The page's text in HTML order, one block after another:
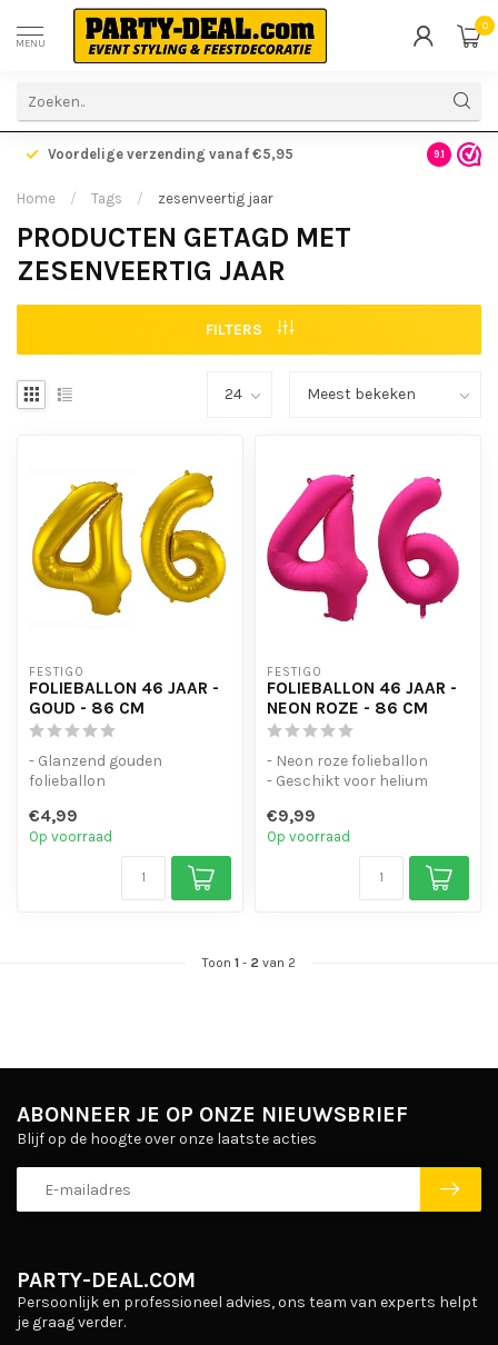
MENU
0
Voordelige verzending vanaf €5,95 Gratis
9.1
Home / Tags / zesenveertig jaar
PRODUCTEN GETAGD MET
ZESENVEERTIG JAAR
FILTERS
FESTIGO
FOLIEBALLON 46 JAAR -
GOUD - 86 CM
- Glanzend gouden
folieballon
lucht
- Met oogjes om ...
€4,99
Op voorraad
FESTIGO
FOLIEBALLON 46 JAAR -
NEON ROZE - 86 CM
- Neon roze folieballon
- Geschikt voor helium
op te...
€9,99
Op voorraad
Toon 1 - 2 van 2
PARTY-DEAL.COM
Persoonlijk en professioneel advies, ons team van experts helpt
je graag verder.
ABONNEER JE OP ONZE NIEUWSBRIEF
Blijf op de hoogte over onze laatste acties